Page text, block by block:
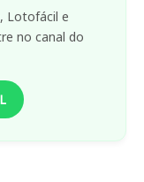
Lotofácil e
no canal do